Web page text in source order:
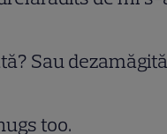
Sau
too.